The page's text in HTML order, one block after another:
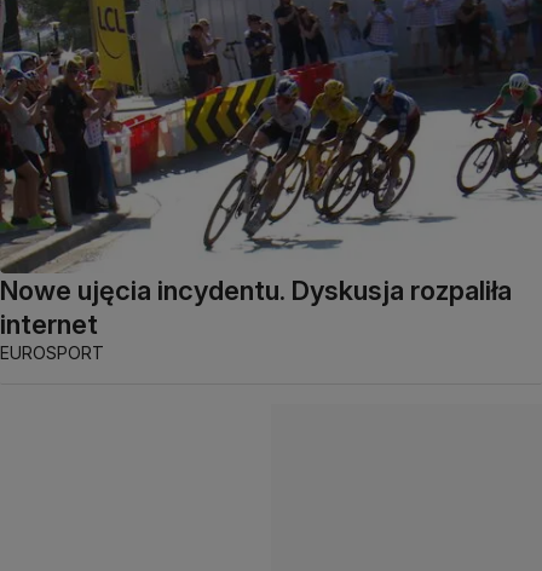
Nowe ujęcia incydentu. Dyskusja rozpaliła
internet
EUROSPORT